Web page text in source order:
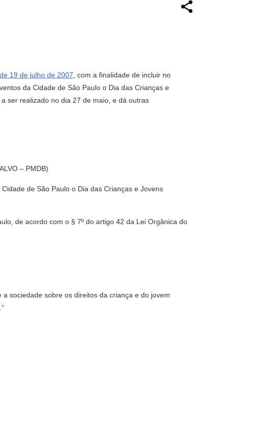
19 de julho de 2007 , com a finalidade de incluir no
da Cidade de São Paulo o Dia das Crianças e
ser realizado no dia 27 de maio, e dá outras
– PMDB)
de São Paulo o Dia das Crianças e Jovens
de acordo com o § 7º do artigo 42 da Lei Orgânica do
sociedade sobre os direitos da criança e do jovem